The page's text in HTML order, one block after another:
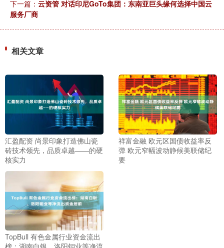
下一篇： 云资管 对话印尼GoTo集团：东南亚巨头缘何选择中国云
服务厂商
相关文章
汇盈配资 尚景印象打造佛山瓷
砖技术领先，品质卓越——的硬
核实力
祥富金融 欧元区国债收益率反
弹 欧元窄幅波动静候美联储纪
要
TopBull 有色金属行业资金流出